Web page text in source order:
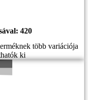
420
több variációja
ki